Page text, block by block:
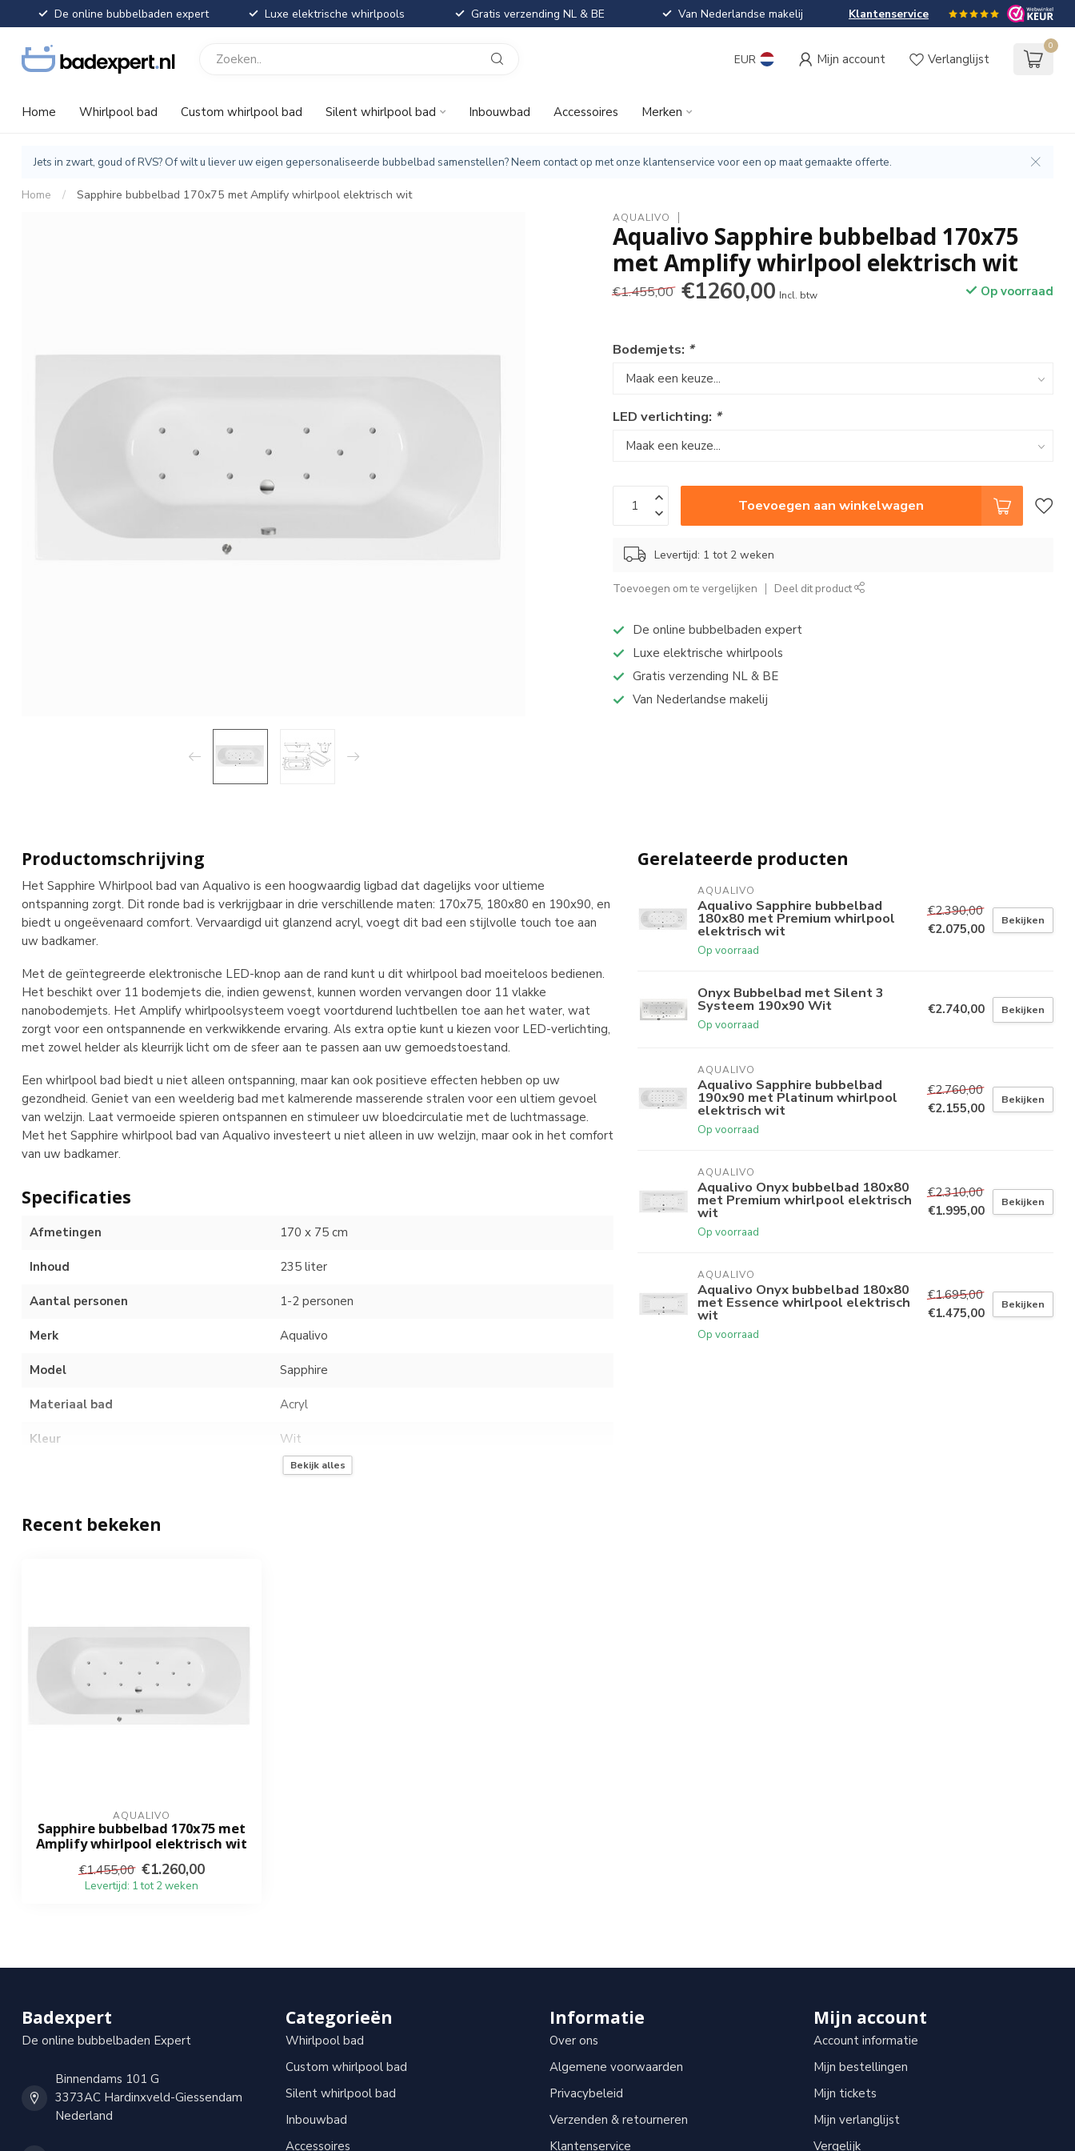
De online bubbelbaden expert Luxe elektrische whirlpools Gratis verzending NL & BE Van Nederlandse makelij Klantenservice
EUR Mijn account Verlanglijst
0
Home Whirlpool bad Custom whirlpool bad Silent whirlpool bad Inbouwbad Accessoires Merken
Jets in zwart, goud of RVS? Of wilt u liever uw eigen gepersonaliseerde bubbelbad samenstellen? Neem contact op met onze klantenservice voor een op maat gemaakte offerte.
Home / Sapphire bubbelbad 170x75 met Amplify whirlpool elektrisch wit
AQUALIVO
Aqualivo Sapphire bubbelbad 170x75
met Amplify whirlpool elektrisch wit
€1.455,00 €1260,00 Incl. btw Op voorraad
Bodemjets: *
LED verlichting: *
Toevoegen aan winkelwagen
Levertijd: 1 tot 2 weken
Toevoegen om te vergelijken Deel dit product
De online bubbelbaden expert
Luxe elektrische whirlpools
Gratis verzending NL & BE
Van Nederlandse makelij
Productomschrijving
Het Sapphire Whirlpool bad van Aqualivo is een hoogwaardig ligbad dat dagelijks voor ultieme
ontspanning zorgt. Dit ronde bad is verkrijgbaar in drie verschillende maten: 170x75, 180x80 en 190x90, en
biedt u ongeëvenaard comfort. Vervaardigd uit glanzend acryl, voegt dit bad een stijlvolle touch toe aan
uw badkamer.
Met de geïntegreerde elektronische LED-knop aan de rand kunt u dit whirlpool bad moeiteloos bedienen.
Het beschikt over 11 bodemjets die, indien gewenst, kunnen worden vervangen door 11 vlakke
nanobodemjets. Het Amplify whirlpoolsysteem voegt voortdurend luchtbellen toe aan het water, wat
zorgt voor een ontspannende en verkwikkende ervaring. Als extra optie kunt u kiezen voor LED-verlichting,
met zowel helder als kleurrijk licht om de sfeer aan te passen aan uw gemoedstoestand.
Een whirlpool bad biedt u niet alleen ontspanning, maar kan ook positieve effecten hebben op uw
gezondheid. Geniet van een weelderig bad met kalmerende masserende stralen voor een ultiem gevoel
van welzijn. Laat vermoeide spieren ontspannen en stimuleer uw bloedcirculatie met de luchtmassage.
Met het Sapphire whirlpool bad van Aqualivo investeert u niet alleen in uw welzijn, maar ook in het comfort
van uw badkamer.
Specificaties
Afmetingen 170 x 75 cm
Inhoud 235 liter
Aantal personen 1-2 personen
Merk Aqualivo
Model Sapphire
Materiaal bad Acryl
Kleur Wit
Amplify luchtsysteem
LED verlichting
Vermogen whirlpoolsysteem
Inclusief overloop
Inclusief badafvoer
Bekijk alles
Gerelateerde producten
AQUALIVO
Aqualivo Sapphire bubbelbad
180x80 met Premium whirlpool
elektrisch wit
Op voorraad
€2.390,00
€2.075,00
Bekijken
Onyx Bubbelbad met Silent 3
Systeem 190x90 Wit
Op voorraad
€2.740,00 Bekijken
AQUALIVO
Aqualivo Sapphire bubbelbad
190x90 met Platinum whirlpool
elektrisch wit
Op voorraad
€2.760,00
€2.155,00
Bekijken
AQUALIVO
Aqualivo Onyx bubbelbad 180x80
met Premium whirlpool elektrisch
wit
Op voorraad
€2.310,00
€1.995,00
Bekijken
AQUALIVO
Aqualivo Onyx bubbelbad 180x80
met Essence whirlpool elektrisch
wit
Op voorraad
€1.695,00
€1.475,00
Bekijken
Recent bekeken
AQUALIVO
Sapphire bubbelbad 170x75 met
Amplify whirlpool elektrisch wit
€1.455,00 €1.260,00
Levertijd: 1 tot 2 weken
Badexpert
De online bubbelbaden Expert
Binnendams 101 G
3373AC Hardinxveld-Giessendam
Nederland
Categorieën
Whirlpool bad
Custom whirlpool bad
Silent whirlpool bad
Inbouwbad
Accessoires
Informatie
Over ons
Algemene voorwaarden
Privacybeleid
Verzenden & retourneren
Klantenservice
Mijn account
Account informatie
Mijn bestellingen
Mijn tickets
Mijn verlanglijst
Vergelijk